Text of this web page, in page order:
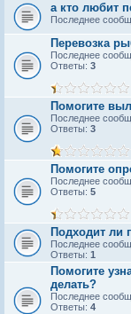
а кто любит
Последнее
Перевозка
Последнее
Ответы: 3
Помогите
Последнее
Ответы: 3
Помогите
Последнее
Ответы: 5
Подходит ли
Последнее
Ответы: 1
Помогите
делать?
Последнее
Ответы: 4